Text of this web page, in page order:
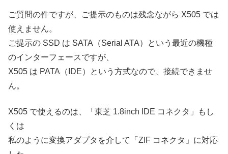
ご質問の件ですが、ご提示のものは残念ながら X505 では
使えません。
ご提示の SSD は SATA（Serial ATA）という最近の機種
のインターフェースですが、
X505 は PATA（IDE）という方式なので、接続できませ
ん。
X505 で使えるのは、「東芝 1.8inch IDE コネクタ」もし
くは
私のように変換アダプタを介して「ZIF コネクタ」に対応